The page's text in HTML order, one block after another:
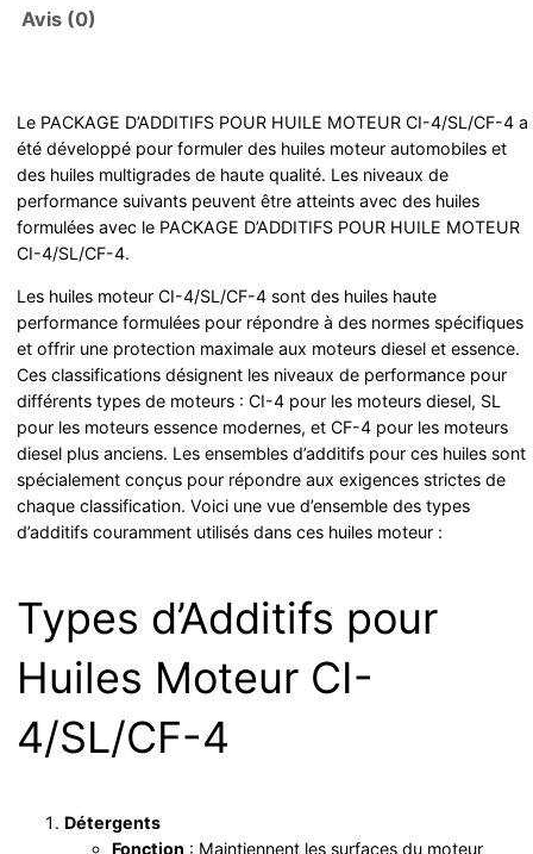
Avis (0)
Le PACKAGE D’ADDITIFS POUR HUILE MOTEUR CI-4/SL/CF-4 a
été développé pour formuler des huiles moteur automobiles et
des huiles multigrades de haute qualité. Les niveaux de
performance suivants peuvent être atteints avec des huiles
formulées avec le PACKAGE D’ADDITIFS POUR HUILE MOTEUR
CI-4/SL/CF-4.
Les huiles moteur CI-4/SL/CF-4 sont des huiles haute
performance formulées pour répondre à des normes spécifiques
et offrir une protection maximale aux moteurs diesel et essence.
Ces classifications désignent les niveaux de performance pour
différents types de moteurs : CI-4 pour les moteurs diesel, SL
pour les moteurs essence modernes, et CF-4 pour les moteurs
diesel plus anciens. Les ensembles d’additifs pour ces huiles sont
spécialement conçus pour répondre aux exigences strictes de
chaque classification. Voici une vue d’ensemble des types
d’additifs couramment utilisés dans ces huiles moteur :
Types d’Additifs pour
Huiles Moteur CI-
4/SL/CF-4
Détergents
Fonction : Maintiennent les surfaces du moteur